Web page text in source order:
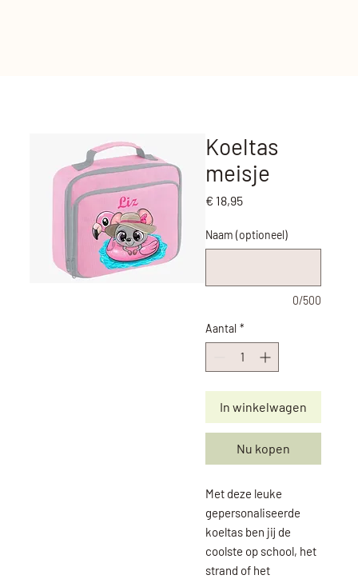
Koeltas
meisje
€ 18,95Prijs
Naam (optioneel)
0/500
Aantal *
In winkelwagen
Nu kopen
Met deze leuke
gepersonaliseerde
koeltas ben jij de
coolste op school, het
strand of het